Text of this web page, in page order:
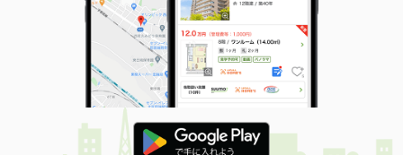
価 格
3.90万円
住 所
香川県高松市新北町
専有面積 22.7m²
間取り
1K
香川県高松市木太町
価 格
3.20万円